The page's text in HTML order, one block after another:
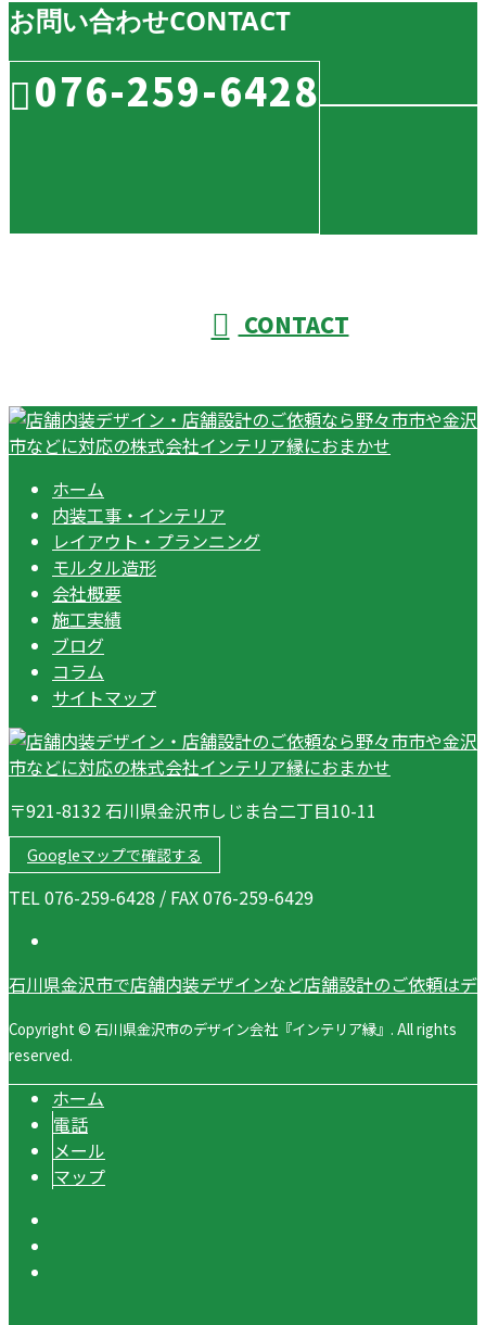
お問い合わせCONTACT
076-259-6428
CONTACT
ホーム
内装工事・インテリア
レイアウト・プランニング
モルタル造形
会社概要
施工実績
ブログ
コラム
サイトマップ
〒921-8132 石川県金沢市しじま台二丁目10-11
Googleマップで確認する
TEL 076-259-6428 / FAX 076-259-6429
石川県金沢市で店舗内装デザインなど店舗設計のご依頼は
Copyright © 石川県金沢市のデザイン会社『インテリア縁』. All rights
reserved.
ホーム
電話
メール
マップ